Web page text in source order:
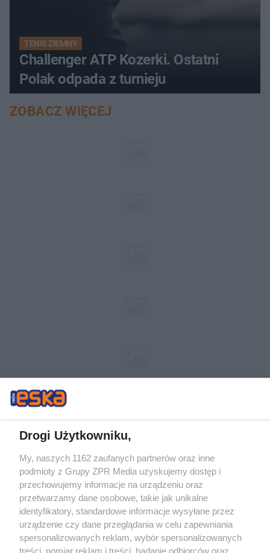
TENIS ZIEMNY
Challenger ATP Kozerki. Ostatni
Polak odpada z turnieju
ZOBACZ WIĘCEJ
Żaden utwór zamieszczony w serwisie nie może być powielany i
rozpowszechniany lub dalej rozpowszechniany w jakikolwiek sposób (w
tym także elektroniczny lub mechaniczny) na jakimkolwiek polu
eksploatacji w jakiejkolwiek formie, włącznie z umieszczaniem w Internecie
bez pisemnej zgody właściciela praw. Jakiekolwiek użycie lub
wykorzystanie utworów w całości lub w części z naruszeniem prawa, tzn.
bez właściwej zgody, jest zabronione pod groźbą kary i może być ścigane
prawnie.
Drogi Użytkowniku,
My, naszych 1162 zaufanych partnerów oraz inne
podmioty z Grupy ZPR Media uzyskujemy dostęp i
przechowujemy informacje na urządzeniu oraz
przetwarzamy dane osobowe, takie jak unikalne
identyfikatory, standardowe informacje wysyłane przez
urządzenie czy dane przeglądania w celu zapewniania
spersonalizowanych reklam, wybór spersonalizowanych
treści, pomiar reklam i treści, badanie odbiorców oraz